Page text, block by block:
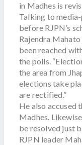
in Madhes is
Talking to
before RJPN’s
Rajendra
been reached
the polls.
the area from
elections take
are rectified.”
He also accused
Madhes.
be resolved just
RJPN leader